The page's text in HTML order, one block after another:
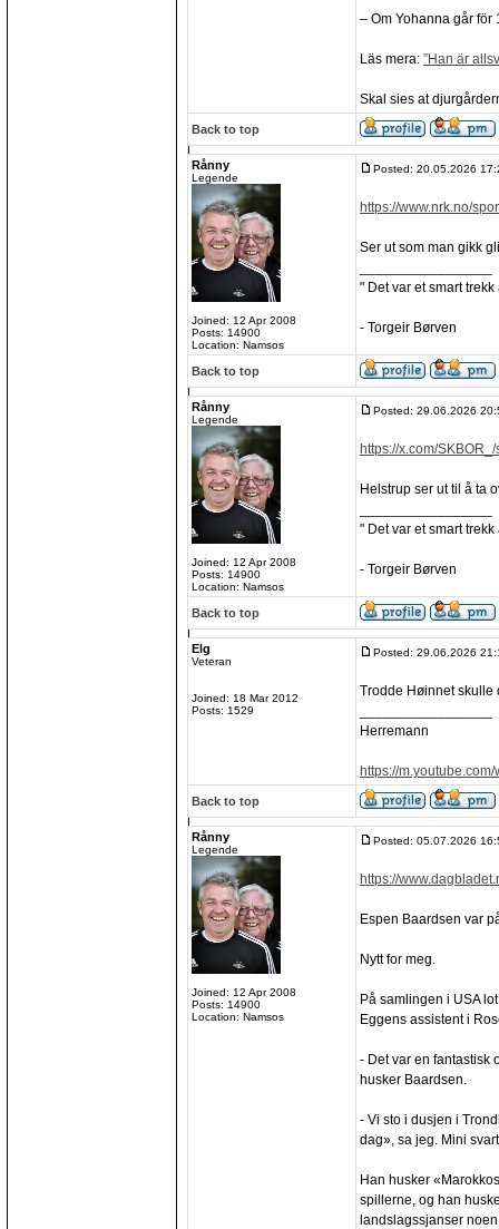
– Om Yohanna går för
Läs mera: ”Han är
Skal sies at
Back to top
Rånny
Legende
Joined: 12 Apr 2008
Posts: 14900
Location: Namsos
Posted: 20.05.2026
https://www.nrk.no/
Ser ut som man gikk
" Det var et smart
- Torgeir Børven
Back to top
Rånny
Legende
Joined: 12 Apr 2008
Posts: 14900
Location: Namsos
Posted: 29.06.2026
https://x.com/
Helstrup ser ut til å ta
" Det var et smart
- Torgeir Børven
Back to top
Elg
Veteran
Joined: 18 Mar 2012
Posts: 1529
Posted: 29.06.2026
Trodde Høinnet skulle
Herremann
https://
Back to top
Rånny
Legende
Joined: 12 Apr 2008
Posts: 14900
Location: Namsos
Posted: 05.07.2026
https://
Espen Baardsen var
Nytt for meg.
På samlingen i USA
Eggens assistent i
- Det var en fantastisk
husker Baardsen.
- Vi sto i dusjen i
dag», sa jeg. Mini
Han husker
spillerne, og han
landslagssjanser